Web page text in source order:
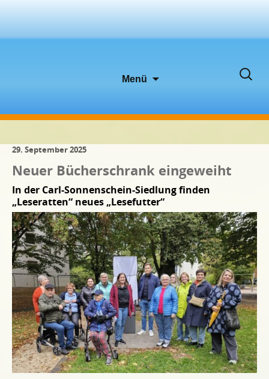
Menü
Suchen
29. September 2025
Neuer Bücherschrank eingeweiht
In der Carl-Sonnenschein-Siedlung finden
„Leseratten“ neues „Lesefutter“